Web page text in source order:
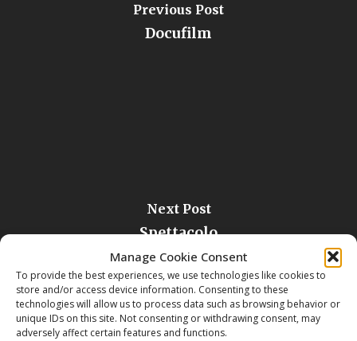
Manage Cookie Consent
To provide the best experiences, we use technologies like cookies to
store and/or access device information. Consenting to these
technologies will allow us to process data such as browsing behavior or
unique IDs on this site. Not consenting or withdrawing consent, may
adversely affect certain features and functions.
Previous Post
Docufilm
Next Post
Spettacolo